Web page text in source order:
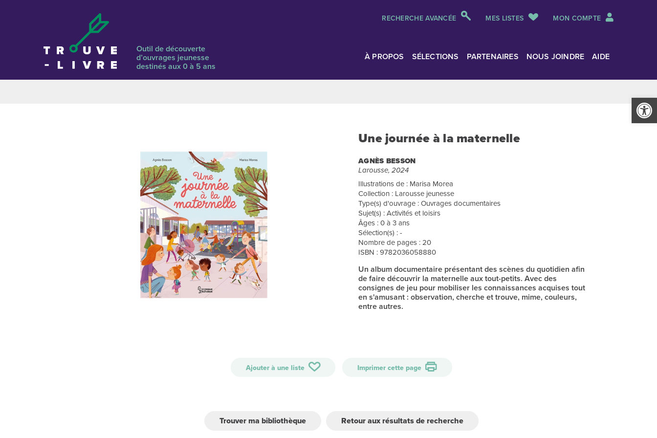
Ouvrir
RECHERCHE AVANCÉE MES LISTES MON COMPTE
Outil de découverte
d’ouvrages jeunesse
destinés aux 0 à 5 ans
À PROPOS SÉLECTIONS PARTENAIRES NOUS JOINDRE AIDE
Une journée à la maternelle
AGNÈS BESSON
Larousse, 2024
Illustrations de : Marisa Morea
Collection : Larousse jeunesse
Type(s) d'ouvrage : Ouvrages documentaires
Sujet(s) : Activités et loisirs
Âges : 0 à 3 ans
Sélection(s) : -
Nombre de pages : 20
ISBN : 9782036058880
Un album documentaire présentant des scènes du quotidien afin
de faire découvrir la maternelle aux tout-petits. Avec des
consignes de jeu pour mobiliser les connaissances acquises tout
en s'amusant : observation, cherche et trouve, mime, couleurs,
entre autres.
Ajouter à une liste Imprimer cette page
Trouver ma bibliothèque Retour aux résultats de recherche